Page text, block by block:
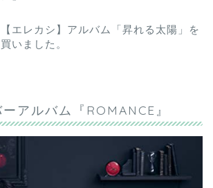
【エレカシ】アルバム「昇れる太陽」を
買いました。
アルバム『ROMANCE』